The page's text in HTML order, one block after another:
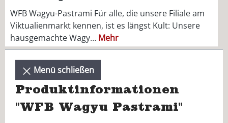
WFB Wagyu-Pastrami Für alle, die unsere Filiale am
Viktualienmarkt kennen, ist es längst Kult: Unsere
hausgemachte Wagy… Mehr
Menü schließen
Produktinformationen
"WFB Wagyu Pastrami"